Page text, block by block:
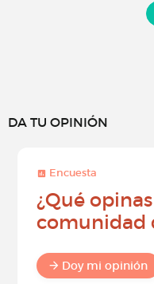
DA TU OPINIÓN
Encuesta
¿Qué
comunidad
Doy mi opinión